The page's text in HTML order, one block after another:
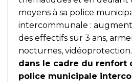
moyens à sa police
intercommunale :
des effectifs sur 3 ans,
nocturnes, vidéoprotection.
dans le cadre du renfort
police municipale